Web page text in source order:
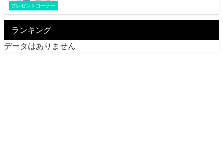
プレゼントコーナー
ランキング
データはありません